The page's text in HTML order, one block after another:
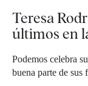
Teresa
últimos en
Podemos celebra
buena parte de